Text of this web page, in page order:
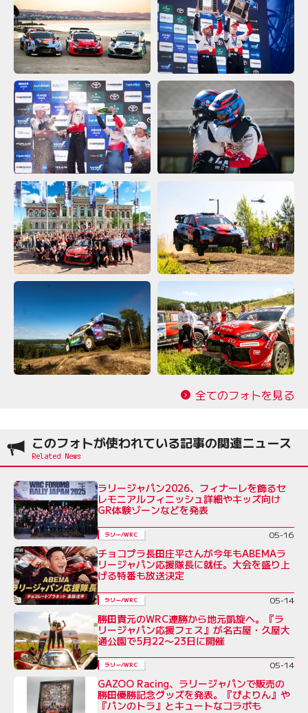
全てのフォトを見る
このフォトが使われている記事の関連ニュース
ラリージャパン2026、フィナーレを飾るセ
レモニアルフィニッシュ詳細やキッズ向け
GR体験ゾーンなどを発表
ラリー/WRC 05-16
チョコプラ長田庄平さんが今年もABEMAラ
リージャパン応援隊長に就任。大会を盛り上
げる特番も放送決定
ラリー/WRC 05-14
勝田貴元のWRC連勝から地元凱旋へ。『ラ
リージャパン応援フェス』が名古屋・久屋大
通公園で5月22〜23日に開催
ラリー/WRC 05-14
GAZOO Racing、ラリージャパンで販売の
勝田優勝記念グッズを発表。『ぴよりん』や
『パンのトラ』とキュートなコラボも